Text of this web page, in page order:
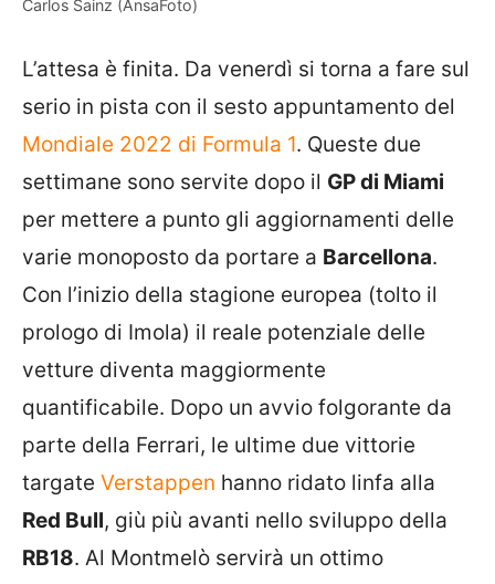
Carlos Sainz (AnsaFoto)
L’attesa è finita. Da venerdì si torna a fare sul
serio in pista con il sesto appuntamento del
Mondiale 2022 di Formula 1. Queste due
settimane sono servite dopo il GP di Miami
per mettere a punto gli aggiornamenti delle
varie monoposto da portare a Barcellona.
Con l’inizio della stagione europea (tolto il
prologo di Imola) il reale potenziale delle
vetture diventa maggiormente
quantificabile. Dopo un avvio folgorante da
parte della Ferrari, le ultime due vittorie
targate Verstappen hanno ridato linfa alla
Red Bull, giù più avanti nello sviluppo della
RB18. Al Montmelò servirà un ottimo